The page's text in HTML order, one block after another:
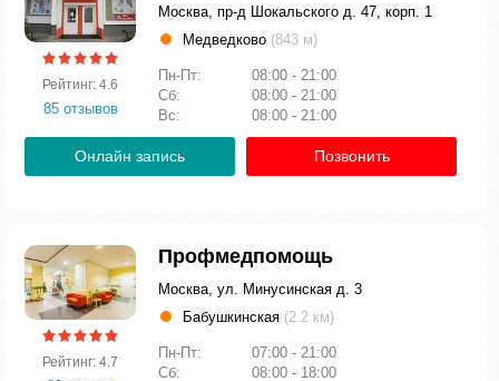
Рейтинг: 4.6
85 отзывов
Москва, пр-д Шокальского д. 47, корп. 1
Медведково (843 м)
Пн-Пт:
08:00 - 21:00
Сб:
08:00 - 21:00
Вс:
08:00 - 21:00
Онлайн запись Позвонить
Рейтинг: 4.7
Профмедпомощь
Москва, ул. Минусинская д. 3
Бабушкинская (2.2 км)
Пн-Пт:
07:00 - 21:00
Сб:
08:00 - 18:00